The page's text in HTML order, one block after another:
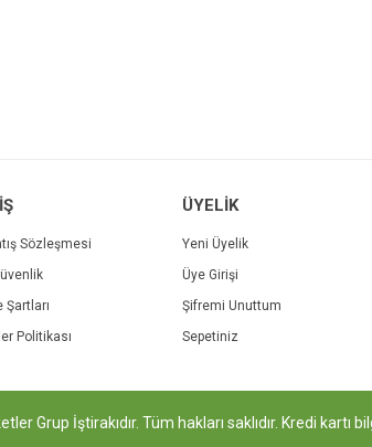
Sözleşmesi
Şartları
Politikası
ÜYELİK
Yeni Üyelik
Üye Girişi
Şifremi Unuttum
Sepetiniz
Grup İştirakıdır. Tüm hakları saklıdır. Kredi kartı